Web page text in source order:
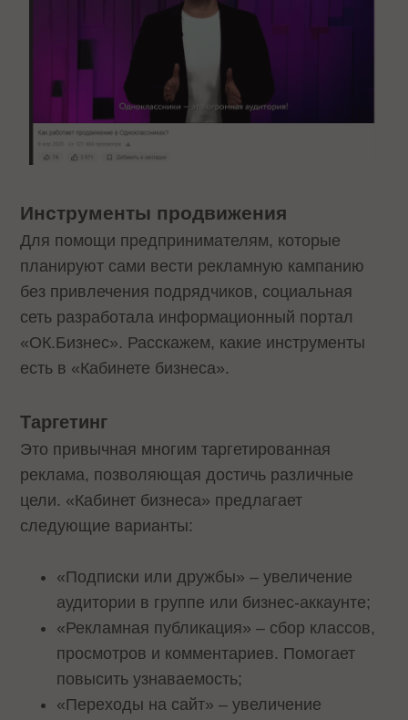
Инструменты продвижения
Для помощи предпринимателям, которые
планируют сами вести рекламную кампанию
без привлечения подрядчиков, социальная
сеть разработала информационный портал
«ОК.Бизнес». Расскажем, какие инструменты
есть в «Кабинете бизнеса».
Таргетинг
Это привычная многим таргетированная
реклама, позволяющая достичь различные
цели. «Кабинет бизнеса» предлагает
следующие варианты:
«Подписки или дружбы» – увеличение
аудитории в группе или бизнес-аккаунте;
«Рекламная публикация» – сбор классов,
просмотров и комментариев. Помогает
повысить узнаваемость;
«Переходы на сайт» – увеличение